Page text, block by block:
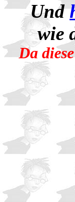
Und
wie
Da